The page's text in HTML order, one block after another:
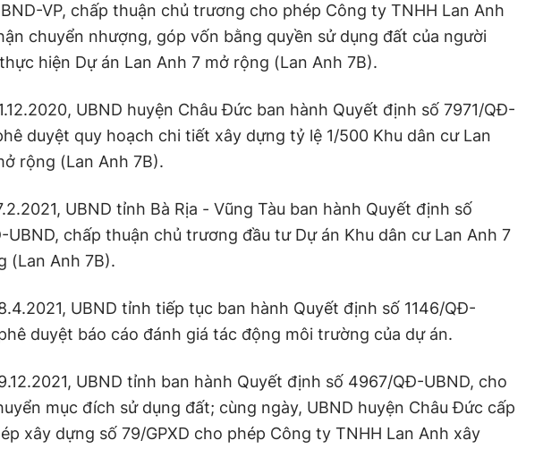
VP, chấp thuận chủ trương cho phép Công ty TNHH Lan Anh
chuyển nhượng, góp vốn bằng quyền sử dụng đất của người
hiện Dự án Lan Anh 7 mở rộng (Lan Anh 7B).
UBND huyện Châu Đức ban hành Quyết định số 7971/QĐ-
duyệt quy hoạch chi tiết xây dựng tỷ lệ 1/500 Khu dân cư Lan
rộng (Lan Anh 7B).
UBND tỉnh Bà Rịa - Vũng Tàu ban hành Quyết định số
UBND, chấp thuận chủ trương đầu tư Dự án Khu dân cư Lan Anh 7
(Lan Anh 7B).
UBND tỉnh tiếp tục ban hành Quyết định số 1146/QĐ-
duyệt báo cáo đánh giá tác động môi trường của dự án.
UBND tỉnh ban hành Quyết định số 4967/QĐ-UBND, cho
mục đích sử dụng đất; cùng ngày, UBND huyện Châu Đức cấp
xây dựng số 79/GPXD cho phép Công ty TNHH Lan Anh xây